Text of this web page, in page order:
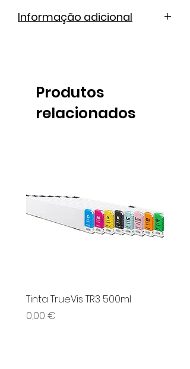
Informação adicional
Produtos
relacionados
Tinta TrueVis TR3 500ml
Preço
0,00 €